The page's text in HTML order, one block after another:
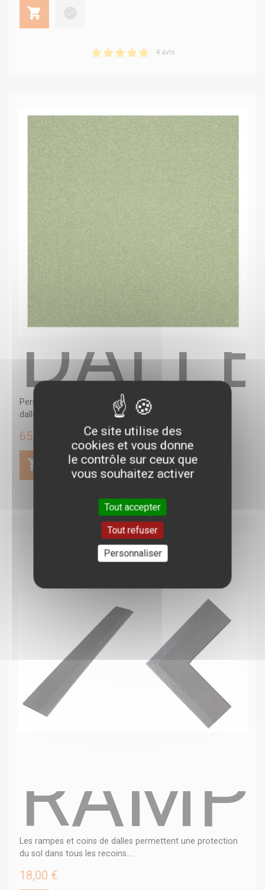
4 avis
Personnalisez vos espaces d'entraînements avec ces
dalles de gazon synthétique. Facile...
65,00 €
Les rampes et coins de dalles permettent une protection
du sol dans tous les recoins....
18,00 €
Ce site utilise des
cookies et vous donne
le contrôle sur ceux que
vous souhaitez activer
Tout accepter
Tout refuser
Personnaliser